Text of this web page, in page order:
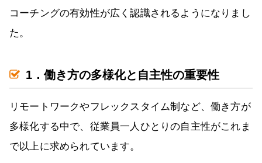
コーチングの有効性が広く認識されるようになりまし
た。
1．働き方の多様化と自主性の重要性
リモートワークやフレックスタイム制など、働き方が
多様化する中で、従業員一人ひとりの自主性がこれま
で以上に求められています。